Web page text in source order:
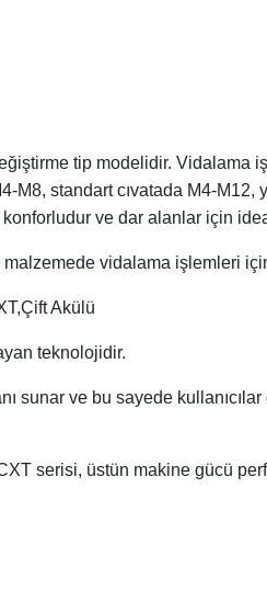
tip modelidir. Vidalama
M8, standart cıvatada M4-
ve dar alanlar için
vidalama işlemleri için
Akülü
teknolojidir.
sunar ve bu sayede
serisi, üstün makine gücü